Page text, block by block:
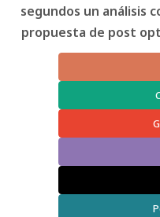
segundos un análisis
propuesta de post